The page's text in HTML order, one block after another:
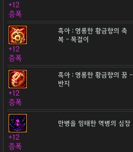
+12
증폭
흑아 : 영롱한 황금향의 축
복 - 목걸이
+12
증폭
흑아 : 영롱한 황금향의 꿈 -
반지
+12
증폭
만병을 잉태한 역병의 심장
+12
증폭